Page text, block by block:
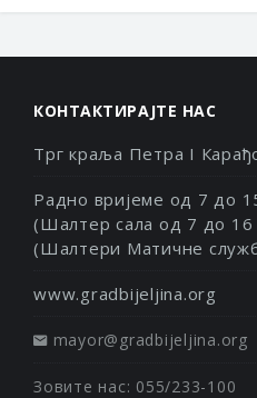
КОНТАКТИРАЈТЕ НАС
Трг краља Петра I
Радно вријеме од 7 до
(Шалтер сала од 7 до 16
(Шалтери Матичне
www.gradbijeljina.org
mayor@gradbijeljina.org
Зовите нас: 055/233-100